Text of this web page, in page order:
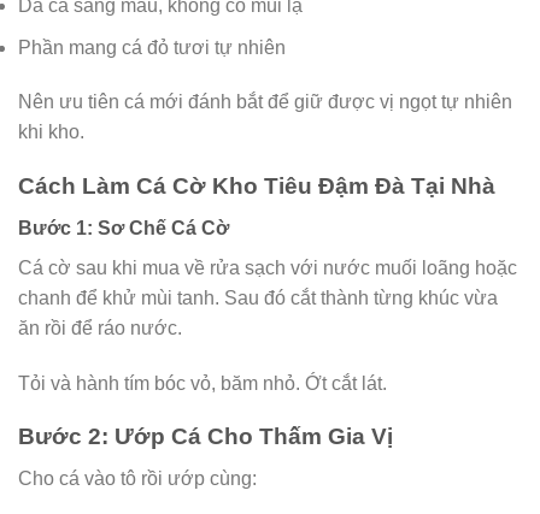
Da cá sáng màu, không có mùi lạ
Phần mang cá đỏ tươi tự nhiên
Nên ưu tiên cá mới đánh bắt để giữ được vị ngọt tự nhiên
khi kho.
Cách Làm Cá Cờ Kho Tiêu Đậm Đà Tại Nhà
Bước 1: Sơ Chế Cá Cờ
Cá cờ sau khi mua về rửa sạch với nước muối loãng hoặc
chanh để khử mùi tanh. Sau đó cắt thành từng khúc vừa
ăn rồi để ráo nước.
Tỏi và hành tím bóc vỏ, băm nhỏ. Ớt cắt lát.
Bước 2: Ướp Cá Cho Thấm Gia Vị
Cho cá vào tô rồi ướp cùng: